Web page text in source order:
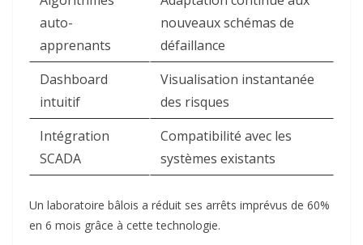
auto-
apprenants
nouveaux schémas de
défaillance
Dashboard
intuitif
Visualisation instantanée
des risques
Intégration
SCADA
Compatibilité avec les
systèmes existants
Un laboratoire bâlois a réduit ses arrêts imprévus de 60%
en 6 mois grâce à cette technologie.